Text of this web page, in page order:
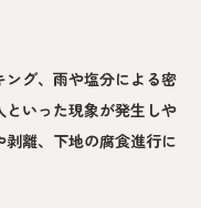
グ、雨や塩分による密
いった現象が発生しや
離、下地の腐食進行に